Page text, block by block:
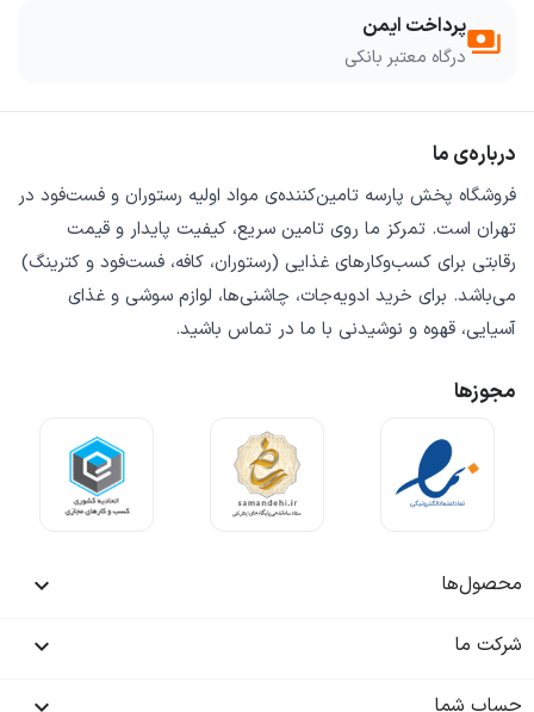
paymentsپرداخت ایمن
درگاه معتبر بانکی
درباره‌ی ما
فروشگاه پخش پارسه تامین‌کننده‌ی مواد اولیه رستوران و فست‌فود در
تهران است. تمرکز ما روی تامین سریع، کیفیت پایدار و قیمت
رقابتی برای کسب‌وکارهای غذایی (رستوران، کافه، فست‌فود و کترینگ)
می‌باشد. برای خرید ادویه‌جات، چاشنی‌ها، لوازم سوشی و غذای
آسیایی، قهوه و نوشیدنی با ما در تماس باشید.
مجوزها
محصول‌ها 
شرکت ما 
حساب شما